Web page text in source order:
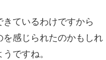
ているわけですから
感じられたのかもしれ
ですね。